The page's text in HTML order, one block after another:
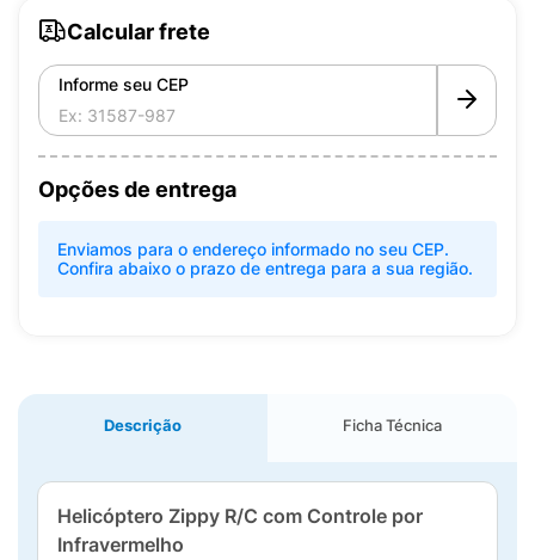
Calcular frete
Informe seu CEP
Opções de entrega
Enviamos para o endereço informado no seu CEP.
Confira abaixo o prazo de entrega para a sua região.
Descrição Ficha Técnica
Helicóptero Zippy R/C com Controle por
Infravermelho